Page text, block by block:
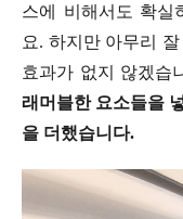
스에 비해서도 확실
요. 하지만 아무리
효과가 없지 않겠습
래머블한 요소들을
을 더했습니다.